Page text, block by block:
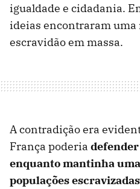
igualdade e cidadania.
ideias encontraram uma
escravidão em massa.
A contradição era
França poderia
enquanto mantinha
populações escravizadas